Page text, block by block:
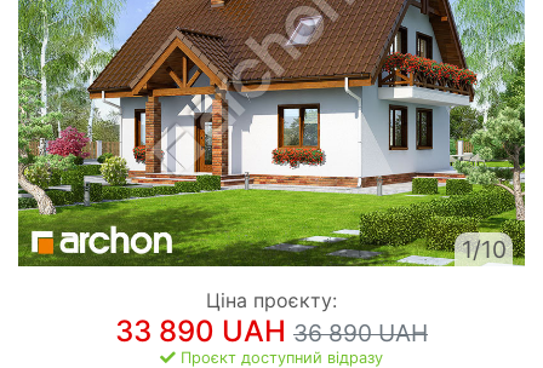
1/10
Ціна проєкту:
33 890 UAH 36 890 UAH
Проєкт доступний відразу